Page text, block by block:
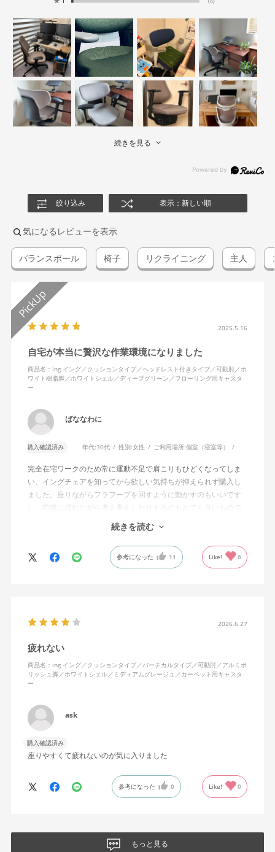
続きを見る
絞り込み 表示：新しい順
気になるレビューを表示
バランスボール 椅子 リクライニング 主人
2025.5.16
自宅が本当に贅沢な作業環境になりました
商品名：ing イング／クッションタイプ／ヘッドレスト付きタイプ／可動肘／ホ
ワイト樹脂脚／ホワイトシェル／ディープグリーン／フローリング用キャスタ
ー
ばななわに
購入確認済み 年代:30代 性別:女性 ご利用場所:個室（寝室等）
完全在宅ワークのため常に運動不足で肩こりもひどくなってしま
い、イングチェアを知ってから欲しい気持ちが抑えられず購入し
ました。座りながらフラフープを回すように動かすのもいいです
し、前後に揺れながら考え事をしたりするのもとても良いもので
す。カチャカチャ音が鳴るわけではないのですが、オフィスで揺
れてばっかだと怒られそうですが、自宅なら何も気にせずに使え
特に前後に揺らす時にヘッドレストありで購入して良かったと思
えます。揺れを止める機能もちゃんとあります。
続きを読む
参考になった 11 Like! 6
2026.6.27
疲れない
商品名：ing イング／クッションタイプ／バーチカルタイプ／可動肘／アルミポ
リッシュ脚／ホワイトシェル／ミディアムグレージュ／カーペット用キャスタ
ー
ask
購入確認済み
座りやすくて疲れないのが気に入りました
参考になった 0 Like! 0
もっと見る